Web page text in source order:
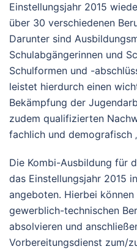
Einstellungsjahr 2015
über 30 verschiedenen
Darunter sind
Schulabgängerinnen und
Schulformen und -
leistet hierdurch einen
Bekämpfung der
zudem qualifizierten
fachlich und demografisch
Die Kombi-Ausbildung für
das Einstellungsjahr 2015
angeboten. Hierbei
gewerblich-technischen
absolvieren und
Vorbereitungsdienst zum/